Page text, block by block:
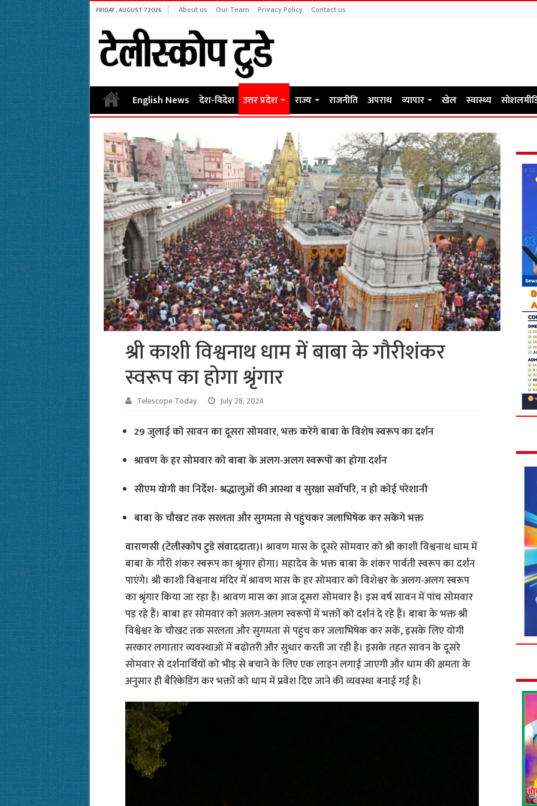
FRIDAY , AUGUST 7 2026 About us Our Team Privacy Policy Contact us
English News देश-विदेश उत्तर प्रदेश राज्य राजनीति अपराध व्यापार खेल स्वास्थ्य
श्री काशी विश्वनाथ धाम में बाबा के गौरीशंकर
स्वरूप का होगा श्रृंगार
Telescope Today July 28, 2024
29 जुलाई को सावन का दूसरा सोमवार, भक्त करेंगे बाबा के विशेष स्वरूप का दर्शन
श्रावण के हर सोमवार को बाबा के अलग-अलग स्वरूपों का होगा दर्शन
सीएम योगी का निर्देश- श्रद्धालुओं की आस्था व सुरक्षा सर्वोपरि, न हो कोई परेशानी
बाबा के चौखट तक सरलता और सुगमता से पहुंचकर जलाभिषेक कर सकेंगे भक्त
वाराणसी (टेलीस्कोप टुडे संवाददाता)। श्रावण मास के दूसरे सोमवार को श्री काशी विश्वनाथ धाम में
बाबा के गौरी शंकर स्वरूप का श्रृंगार होगा। महादेव के भक्त बाबा के शंकर पार्वती स्वरूप का दर्शन
पाएंगे। श्री काशी विश्वनाथ मंदिर में श्रावण मास के हर सोमवार को विशेश्वर के अलग-अलग स्वरूप
का श्रृंगार किया जा रहा है। श्रावण मास का आज दूसरा सोमवार है। इस वर्ष सावन में पांच सोमवार
पड़ रहे हैं। बाबा हर सोमवार को अलग-अलग स्वरूपों में भक्तों को दर्शनं दे रहे हैं। बाबा के भक्त श्री
विश्वेश्वर के चौखट तक सरलता और सुगमता से पहुंच कर जलाभिषेक कर सकें, इसके लिए योगी
सरकार लगातार व्यवस्थाओं में बढ़ोतरी और सुधार करती जा रही है। इसके तहत सावन के दूसरे
सोमवार से दर्शनार्थियों को भीड़ से बचाने के लिए एक लाइन लगाई जाएगी और धाम की क्षमता के
अनुसार ही बैरिकेडिंग कर भक्तों को धाम में प्रवेश दिए जाने की व्यवस्था बनाई गई है।